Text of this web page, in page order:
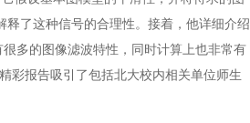
释了这种信号的合理性。接着，他详细介绍
多的图像滤波特性，同时计算上也非常有
彩报告吸引了包括北大校内相关单位师生